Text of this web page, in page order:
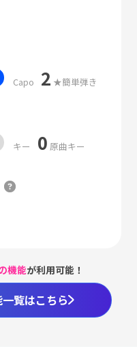
Capo 2 ★簡単弾き
キー 0 原曲キー
機能が利用可能！
覧はこちら